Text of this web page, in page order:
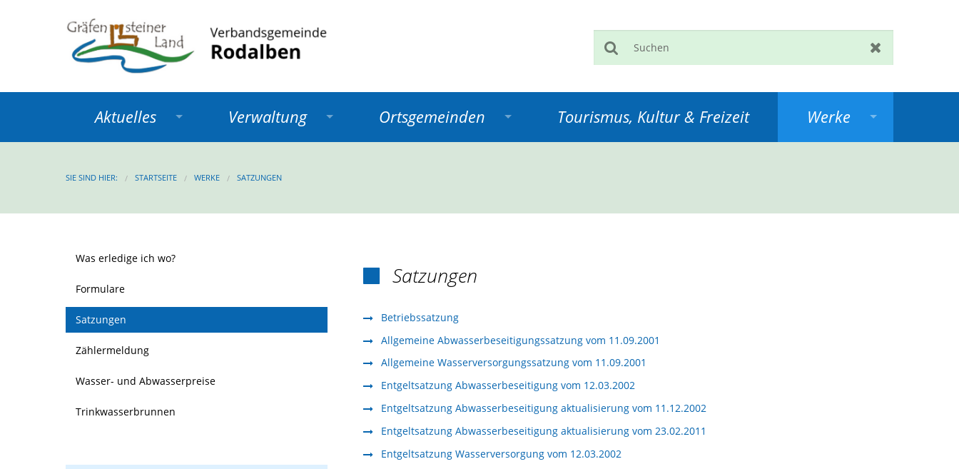
Aktuelles Verwaltung Ortsgemeinden Tourismus, Kultur & Freizeit Werke
SIE SIND HIER: STARTSEITE WERKE SATZUNGEN
Satzungen
Betriebssatzung
Allgemeine Abwasserbeseitigungssatzung vom 11.09.2001
Allgemeine Wasserversorgungssatzung vom 11.09.2001
Entgeltsatzung Abwasserbeseitigung vom 12.03.2002
Entgeltsatzung Abwasserbeseitigung aktualisierung vom 11.12.2002
Entgeltsatzung Abwasserbeseitigung aktualisierung vom 23.02.2011
Entgeltsatzung Wasserversorgung vom 12.03.2002
Was erledige ich wo?
Formulare
Satzungen
Zählermeldung
Wasser- und Abwasserpreise
Trinkwasserbrunnen